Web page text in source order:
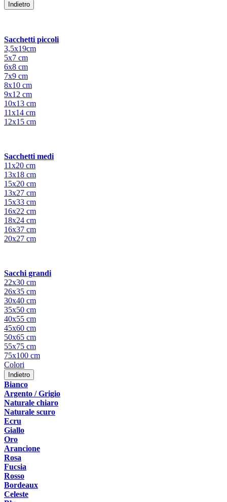
Indietro
Sacchetti piccoli
3,5x19cm
5x7 cm
6x8 cm
7x9 cm
8x10 cm
9x12 cm
10x13 cm
11x14 cm
12x15 cm
Sacchetti medi
11x20 cm
13x18 cm
15x20 cm
13x27 cm
15x33 cm
16x22 cm
18x24 cm
16x37 cm
20x27 cm
Sacchi grandi
22x30 cm
26x35 cm
30x40 cm
35x50 cm
40x55 cm
45x60 cm
50x65 cm
55x75 cm
75x100 cm
Colori
Indietro
Bianco
Argento / Grigio
Naturale chiaro
Naturale scuro
Ecru
Giallo
Oro
Arancione
Rosa
Fucsia
Rosso
Bordeaux
Celeste